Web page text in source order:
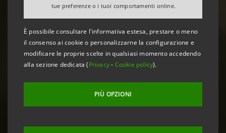
tue preferenze o i tuoi comportamenti online.
È possibile consultare l'informativa estesa, prestare o meno
il consenso ai cookie o personalizzarne la configurazione e
modificare le proprie scelte in qualsiasi momento accedendo
alla sezione dedicata (Privacy- Cookie policy).
PIÙ OPZIONI